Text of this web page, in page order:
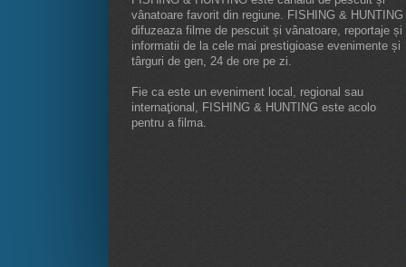
vânatoare favorit din regiune. FISHING & HUNTING
difuzeaza filme de pescuit și vânatoare, reportaje și
informatii de la cele mai prestigioase evenimente și
târguri de gen, 24 de ore pe zi.
Fie ca este un eveniment local, regional sau
internaţional, FISHING & HUNTING este acolo
pentru a filma.